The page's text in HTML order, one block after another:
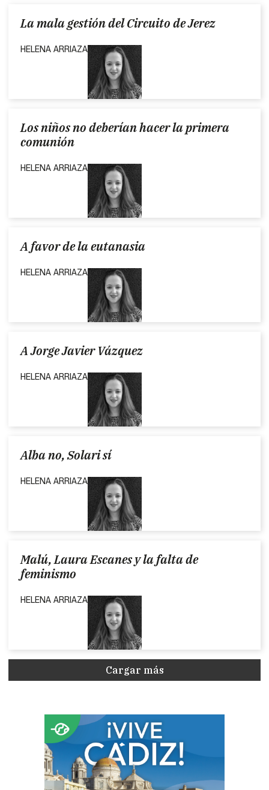
La mala gestión del Circuito de Jerez
HELENA ARRIAZA
Los niños no deberían hacer la primera
comunión
HELENA ARRIAZA
A favor de la eutanasia
HELENA ARRIAZA
A Jorge Javier Vázquez
HELENA ARRIAZA
Alba no, Solari sí
HELENA ARRIAZA
Malú, Laura Escanes y la falta de
feminismo
HELENA ARRIAZA
Cargar más